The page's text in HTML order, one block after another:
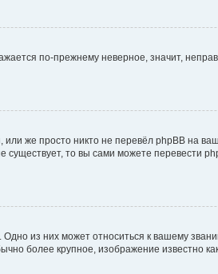
по-прежнему неверное, значит,
же просто никто не перевёл phpBB на
существует, то вы сами можете
из них может относиться к вашему
более крупное, изображение известно